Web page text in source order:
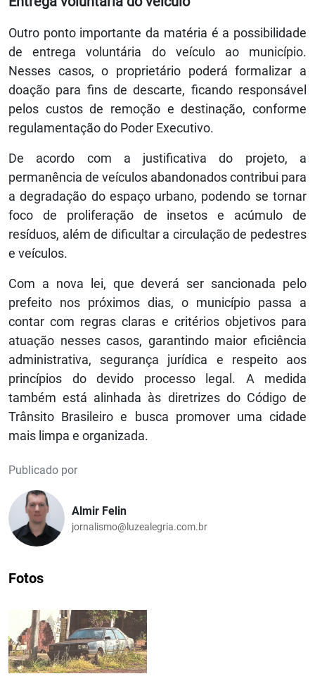
Outro ponto importante da matéria é a possibilidade
de entrega voluntária do veículo ao município.
Nesses casos, o proprietário poderá formalizar a
doação para fins de descarte, ficando responsável
pelos custos de remoção e destinação, conforme
regulamentação do Poder Executivo.
De acordo com a justificativa do projeto, a
permanência de veículos abandonados contribui para
a degradação do espaço urbano, podendo se tornar
foco de proliferação de insetos e acúmulo de
resíduos, além de dificultar a circulação de pedestres
e veículos.
Com a nova lei, que deverá ser sancionada pelo
prefeito nos próximos dias, o município passa a
contar com regras claras e critérios objetivos para
atuação nesses casos, garantindo maior eficiência
administrativa, segurança jurídica e respeito aos
princípios do devido processo legal. A medida
também está alinhada às diretrizes do Código de
Trânsito Brasileiro e busca promover uma cidade
mais limpa e organizada.
Publicado por
Almir Felin
jornalismo@luzealegria.com.br
Fotos